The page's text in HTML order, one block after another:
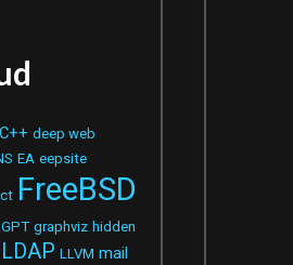
C++ deep web
EA eepsite
FreeBSD
GPT graphviz hidden
LDAP LLVM mail